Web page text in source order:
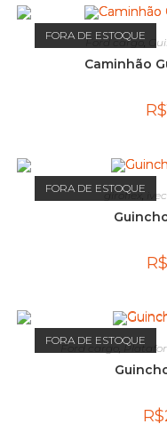
FORA DE ESTOQUE
Ford cargo,
Caminhão
R$
FORA DE ESTOQUE
giroflex,
R$
FORA DE ESTOQUE
Ford cargo,
R$